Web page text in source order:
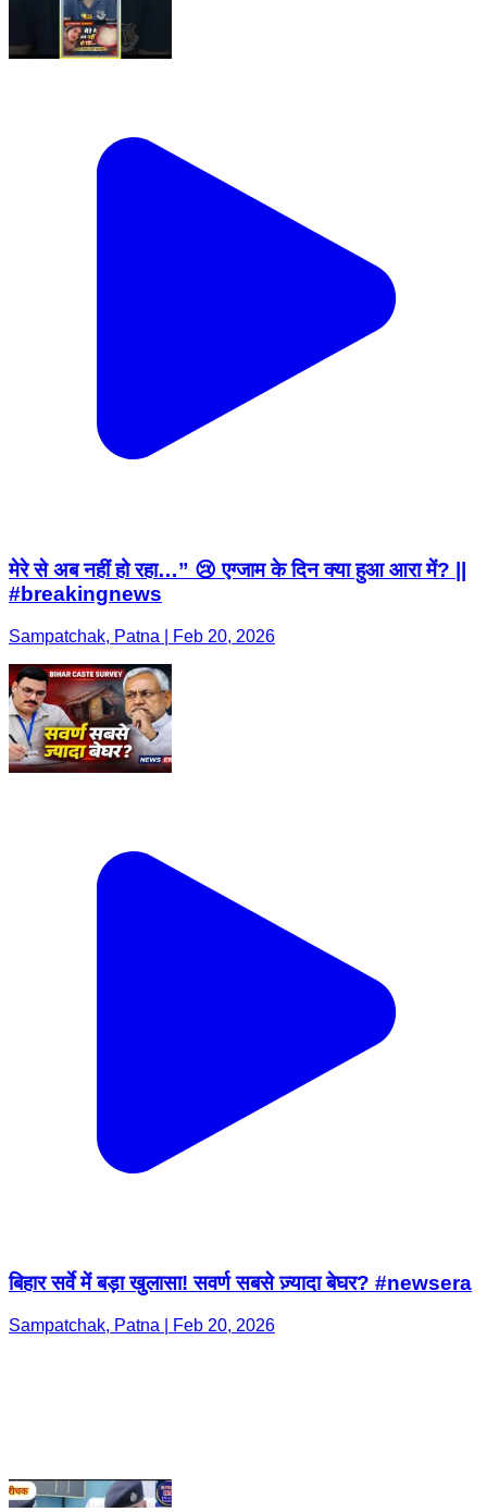
मेरे से अब नहीं हो रहा…” 😢 एग्जाम के दिन क्या हुआ आरा में? ||
बिहार सर्वे में बड़ा खुलासा! सवर्ण सबसे ज़्यादा बेघर? #newsera